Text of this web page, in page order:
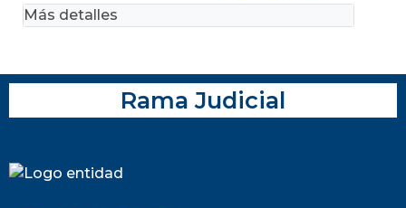
Más detalles
Rama Judicial